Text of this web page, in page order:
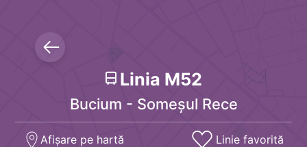
Linia M52
Bucium - Someșul Rece
Afișare pe hartă Linie favorită